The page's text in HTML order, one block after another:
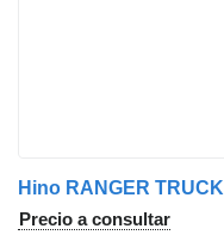
Hino RANGER TRUCK
Precio a consultar